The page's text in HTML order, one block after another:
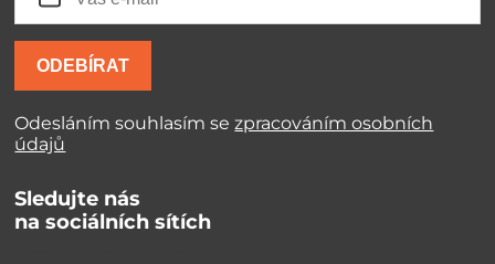
ODEBÍRAT
Odesláním souhlasím sezpracováním osobních
údajů
Sledujte nás
na sociálních sítích